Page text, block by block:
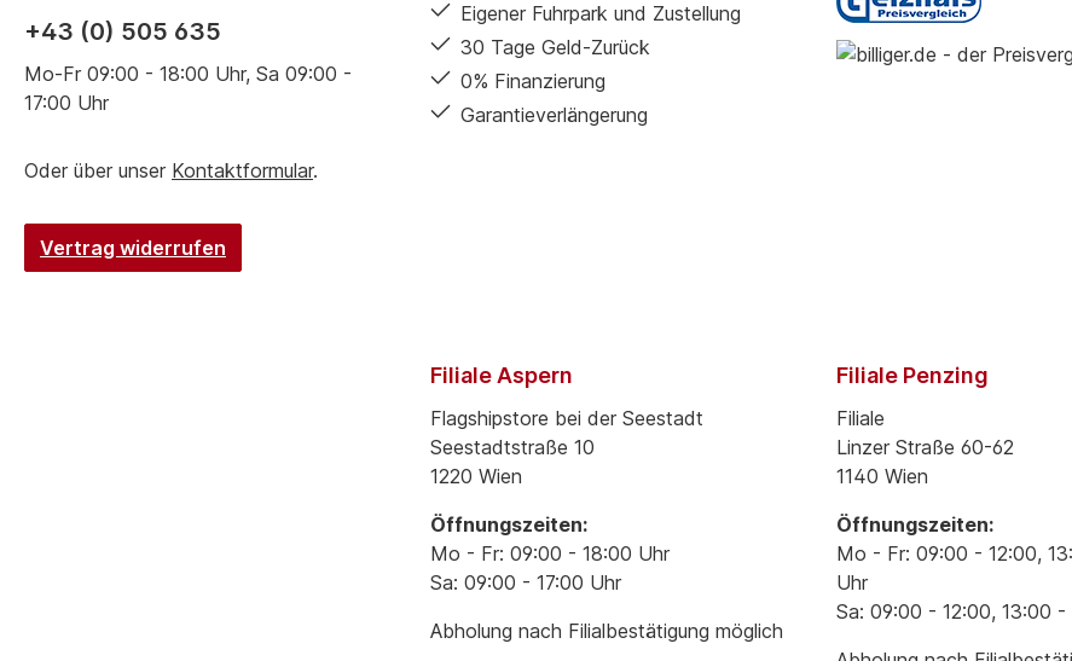
+43 (0) 505 635
Mo-Fr 09:00 - 18:00 Uhr, Sa 09:00 -
17:00 Uhr
Oder über unser Kontaktformular.
Vertrag widerrufen
Eigener Fuhrpark und Zustellung
30 Tage Geld-Zurück
0% Finanzierung
Garantieverlängerung
Filiale Aspern
Flagshipstore bei der Seestadt
Seestadtstraße 10
1220 Wien
Öffnungszeiten:
Mo - Fr: 09:00 - 18:00 Uhr
Sa: 09:00 - 17:00 Uhr
Abholung nach Filialbestätigung möglich
Filiale Penzing
Filiale
Linzer Straße 60-62
1140 Wien
Öffnungszeiten:
Mo - Fr: 09:00 - 12:00,
Uhr
Sa: 09:00 - 12:00, 13:00 -